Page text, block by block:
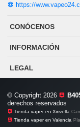
https://
CONÓCENOS
INFORMACIÓN
LEGAL
© Copyright 2026
derechos reservados
Tienda vaper en Xirivella
Tienda vaper en Valencia